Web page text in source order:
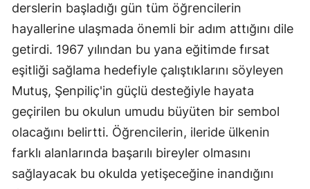
derslerin başladığı gün tüm öğrencilerin
hayallerine ulaşmada önemli bir adım attığını dile
getirdi. 1967 yılından bu yana eğitimde fırsat
eşitliği sağlama hedefiyle çalıştıklarını söyleyen
Mutuş, Şenpiliç'in güçlü desteğiyle hayata
geçirilen bu okulun umudu büyüten bir sembol
olacağını belirtti. Öğrencilerin, ileride ülkenin
farklı alanlarında başarılı bireyler olmasını
sağlayacak bu okulda yetişeceğine inandığını